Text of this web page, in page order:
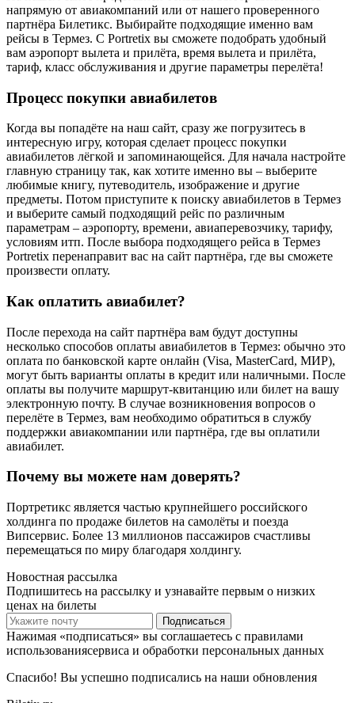
напрямую от авиакомпаний или от нашего проверенного
партнёра Билетикс. Выбирайте подходящие именно вам
рейсы в Термез. С Portretix вы сможете подобрать удобный
вам аэропорт вылета и прилёта, время вылета и прилёта,
тариф, класс обслуживания и другие параметры перелёта!
Процесс покупки авиабилетов
Когда вы попадёте на наш сайт, сразу же погрузитесь в
интересную игру, которая сделает процесс покупки
авиабилетов лёгкой и запоминающейся. Для начала настройте
главную страницу так, как хотите именно вы – выберите
любимые книгу, путеводитель, изображение и другие
предметы. Потом приступите к поиску авиабилетов в Термез
и выберите самый подходящий рейс по различным
параметрам – аэропорту, времени, авиаперевозчику, тарифу,
условиям итп. После выбора подходящего рейса в Термез
Portretix перенаправит вас на сайт партнёра, где вы сможете
произвести оплату.
Как оплатить авиабилет?
После перехода на сайт партнёра вам будут доступны
несколько способов оплаты авиабилетов в Термез: обычно это
оплата по банковской карте онлайн (Visa, MasterCard, МИР),
могут быть варианты оплаты в кредит или наличными. После
оплаты вы получите маршрут-квитанцию или билет на вашу
электронную почту. В случае возникновения вопросов о
перелёте в Термез, вам необходимо обратиться в службу
поддержки авиакомпании или партнёра, где вы оплатили
авиабилет.
Почему вы можете нам доверять?
Портретикс является частью крупнейшего российского
холдинга по продаже билетов на самолёты и поезда
Випсервис. Более 13 миллионов пассажиров счастливы
перемещаться по миру благодаря холдингу.
Новостная рассылка
Подпишитесь на рассылку и узнавайте первым о низких
ценах на билеты
Подписаться
Нажимая «подписаться» вы соглашаетесь с правилами
использованиясервиса и обработки персональных данных
Спасибо! Вы успешно подписались на наши обновления